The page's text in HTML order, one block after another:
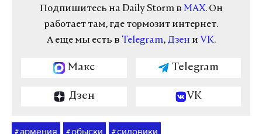
Подпишитесь на Daily Storm в MAX. Он
работает там, где тормозит интернет.
А еще мы есть в Telegram, Дзен и VK.
Макс Telegram
Дзен VK
#армения #обыски #силовики